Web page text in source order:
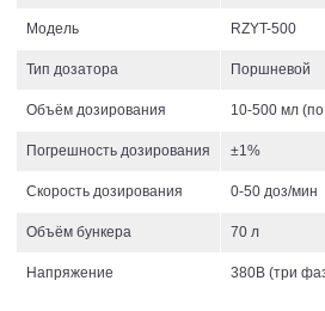
Модель RZYT-500
Тип дозатора Поршневой
Объём дозирования 10-500 мл (по
Погрешность дозирования ±1%
Скорость дозирования 0-50 доз/мин
Объём бункера 70 л
Напряжение 380В (три